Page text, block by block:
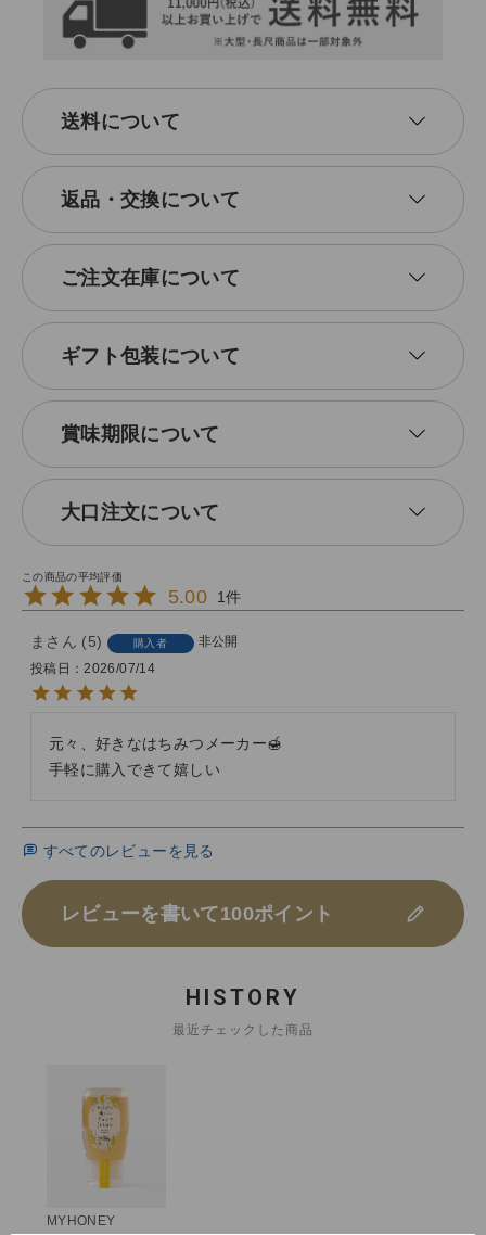
送料について
返品・交換について
ご注文在庫について
ギフト包装について
賞味期限について
大口注文について
5.00 1
ま 5 購入者
非公開
投稿日
2026/07/14
元々、好きなはちみつメーカー🍯
手軽に購入できて嬉しい
すべてのレビューを見る
レビューを書いて100ポイント
HISTORY
最近チェックした商品
MYHONEY